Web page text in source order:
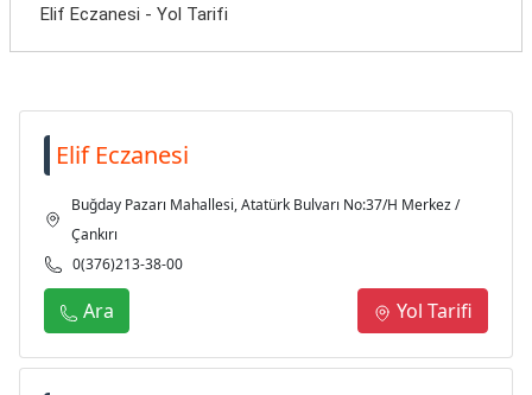
Elif Eczanesi - Yol Tarifi
Elif Eczanesi
Buğday Pazarı Mahallesi, Atatürk Bulvarı No:37/H Merkez /
Çankırı
0(376)213-38-00
Ara Yol Tarifi